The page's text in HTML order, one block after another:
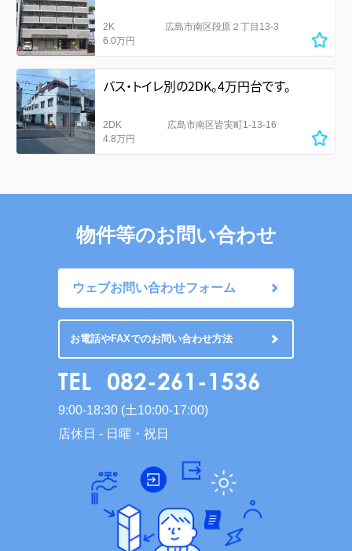
2K
6.0万円
広島市南区段原２丁目13-3
バス・トイレ別の2DK。4万円台です。
2DK
4.8万円
広島市南区皆実町1-13-16
物件等のお問い合わせ
ウェブお問い合わせフォーム
お電話やFAXでのお問い合わせ方法
TEL 082-261-1536
9:00-18:30 (土10:00-17:00)
店休日 - 日曜・祝日